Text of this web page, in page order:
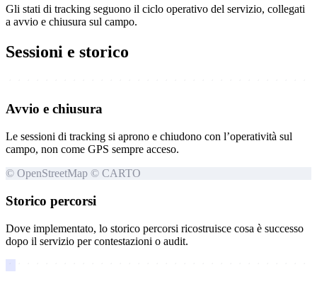
Gli stati di tracking seguono il ciclo operativo del servizio, collegati
a avvio e chiusura sul campo.
Sessioni e storico
Avvio e chiusura
Le sessioni di tracking si aprono e chiudono con l’operatività sul
campo, non come GPS sempre acceso.
© OpenStreetMap © CARTO
Storico percorsi
Dove implementato, lo storico percorsi ricostruisce cosa è successo
dopo il servizio per contestazioni o audit.